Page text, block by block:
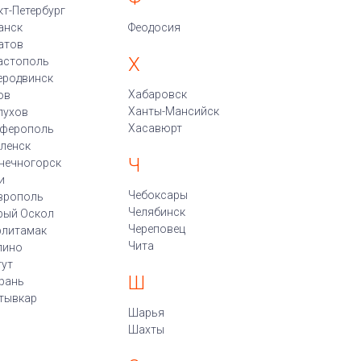
Петербург
Оскол
Феодосия
Х
Хабаровск
Ханты-Мансийск
Хасавюрт
Ч
Чебоксары
Челябинск
Череповец
Чита
Ш
Шарья
Шахты